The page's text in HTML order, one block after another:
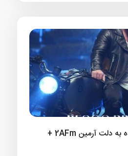
متن آهنگ بد راه نده به دلت آرمین 2AFm +